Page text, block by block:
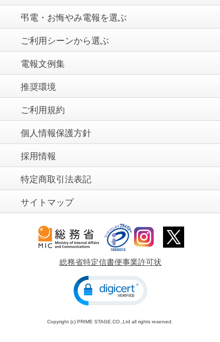
弔電・お悔やみ電報を選ぶ
ご利用シーンから選ぶ
電報文例集
推奨環境
ご利用規約
個人情報保護方針
採用情報
特定商取引法表記
サイトマップ
総務省特定信書便事業許可状
Copyright (c) PRIME STAGE.CO.,Ltd all rights reserved.